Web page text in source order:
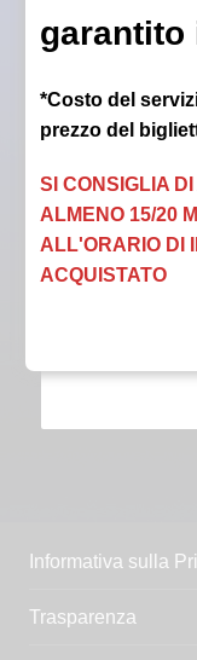
Informativa sulla
Trasparenza
garantito
*Costo del
prezzo del
SI CONSIGLIA
ALMENO 15/20
ALL'ORARIO DI
ACQUISTATO